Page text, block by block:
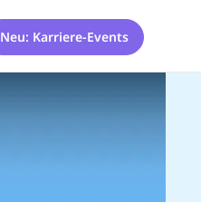
Neu: Karriere-Events